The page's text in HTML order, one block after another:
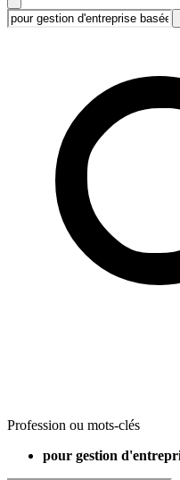
Profession ou mots-clés
pour gestion